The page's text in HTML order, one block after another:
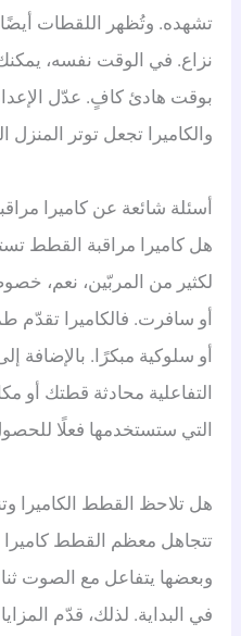
تشهده. وتُظهر اللقطات أيضًا
نزاع. في الوقت نفسه،
بوقت هادئ كافٍ. عدّل الإعداد
والكاميرا تجعل توتر المنزل
أسئلة شائعة عن كاميرا
هل كاميرا مراقبة القطط
لكثير من المربّين، نعم،
أو سافرت. فالكاميرا تقدّم
أو سلوكية مبكرًا. بالإضافة
التفاعلية محادثة قطتك أو
التي ستستخدمها فعلًا
هل تلاحظ القطط الكاميرا
تتجاهل معظم القطط كاميرا
وبعضها يتفاعل مع الصوت
في البداية. لذلك، قدّم المزايا